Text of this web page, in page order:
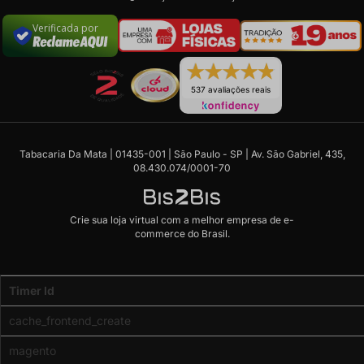
Verificada por
537 avaliações reais
Tabacaria Da Mata | 01435-001 | São Paulo - SP | Av. São Gabriel, 435,
08.430.074/0001-70
Crie sua loja virtual com a melhor empresa de e-
commerce do Brasil.
Profiler
(Memory
real
Timer Id
cache_frontend_create
magento